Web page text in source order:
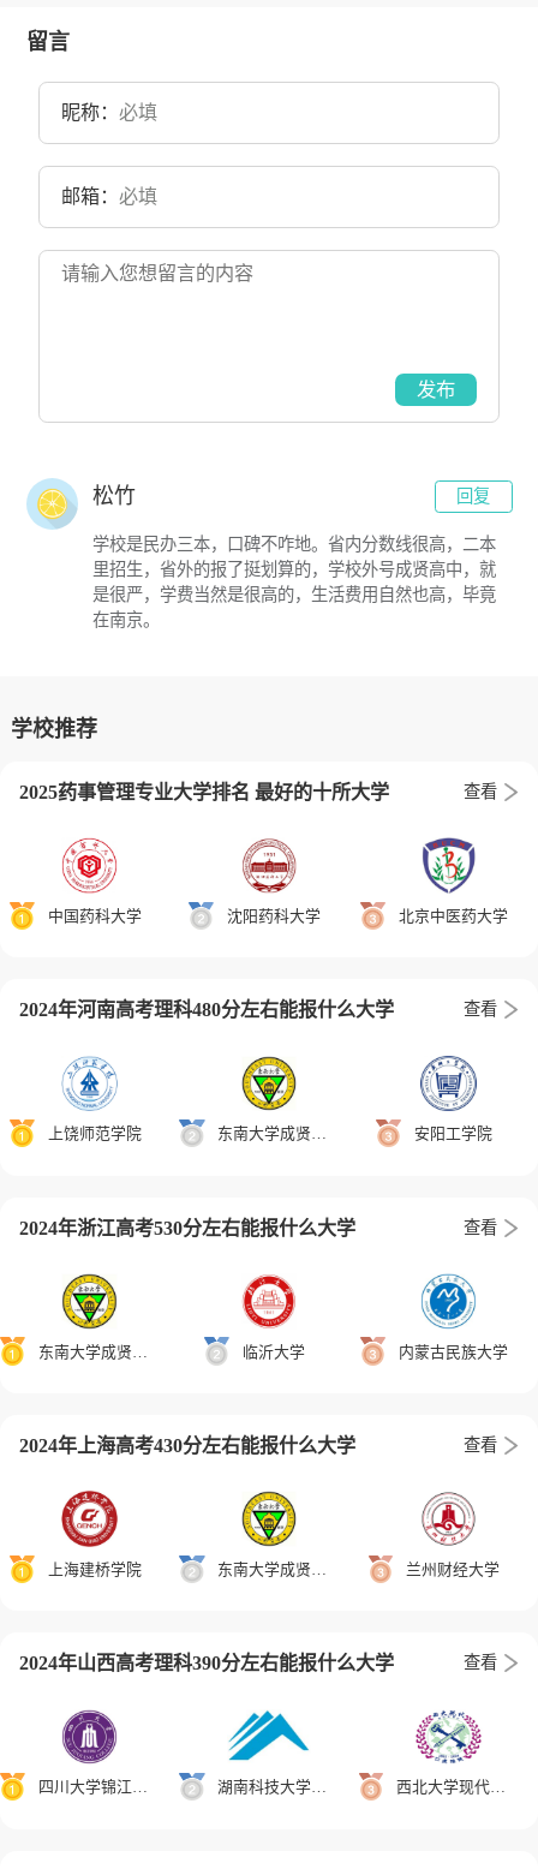
留言
昵称：
邮箱：
发布
松竹 回复
学校是民办三本，口碑不咋地。省内分数线很高，二本
里招生，省外的报了挺划算的，学校外号成贤高中，就
是很严，学费当然是很高的，生活费用自然也高，毕竟
在南京。
学校推荐
2025药事管理专业大学排名 最好的十所大学 查看
中国药科大学 沈阳药科大学 北京中医药大学
2024年河南高考理科480分左右能报什么大学 查看
上饶师范学院 东南大学成贤学院 安阳工学院
2024年浙江高考530分左右能报什么大学 查看
东南大学成贤学院 临沂大学 内蒙古民族大学
2024年上海高考430分左右能报什么大学 查看
上海建桥学院 东南大学成贤学院 兰州财经大学
2024年山西高考理科390分左右能报什么大学 查看
四川大学锦江学院 湖南科技大学潇湘学院 西北大学现代学院